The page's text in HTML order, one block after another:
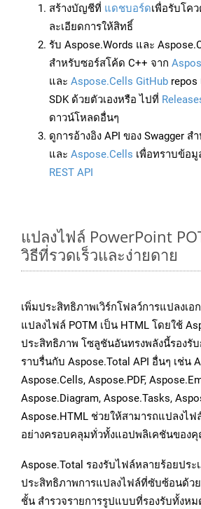
สร้างบัญชีที่ แดชบอร์ดเพื่อรับโค
ละเอียดการให้สิทธิ์
รับ Aspose.Words และ
สำหรับซอร์สโค้ด C++ จาก
และ Aspose.Cells GitHub
SDK ด้วยตัวเองหรือ ไปที่
ดาวน์โหลดอื่นๆ
ดูการอ้างอิง API ของ Swagger ส
และ Aspose.Cells เพื่อทราบข้อมู
REST API
แปลงไฟล์ PowerPoint
วิธีที่รวดเร็วและง่ายดาย
เพิ่มประสิทธิภาพเวิร์กโฟลว์การแปลงเ
แปลงไฟล์ POTM เป็น HTML โดยใช้
ประสิทธิภาพ โซลูชันอันทรงพลังนี้รองรั
ราบรื่นกับ Aspose.Total API อื่นๆ เช่น
Aspose.Cells, Aspose.PDF,
Aspose.Diagram, Aspose.Tasks,
Aspose.HTML ช่วยให้สามารถแปลงไ
อย่างครอบคลุมทั่วทั้งแอปพลิเคชันของ
Aspose.Total รองรับไฟล์หลายร้อยประ
ประสิทธิภาพการแปลงไฟล์ที่ซับซ้อนด้ว
ชั้น สำรวจรายการรูปแบบที่รองรับทั้งห